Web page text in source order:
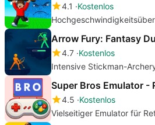
4.1
Kostenlos
Arrow Fury: Fantasy
4.7 Kostenlos
Intensive Stickman-
Super Bros Emulator -
4.5 Kostenlos
Vielseitiger Emulator für